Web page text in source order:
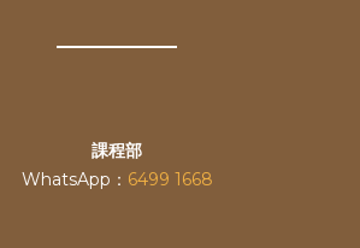
課程部
WhatsApp： 6499 1668